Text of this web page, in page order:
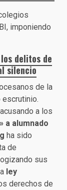
imponiendo
delitos de
silencio
de la
escrutinio.
a los
a alumnado
ha sido
de
sus
ley
derechos de